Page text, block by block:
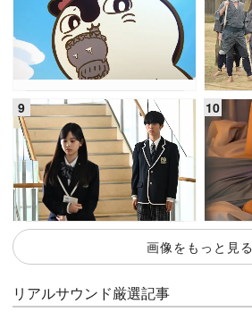
画像をもっと見る
リアルサウンド厳選記事